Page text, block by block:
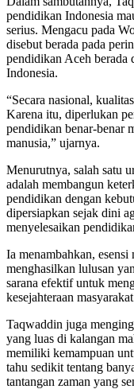
pendidikan Indonesia
serius. Mengacu pada
disebut berada pada
pendidikan Aceh
Indonesia.
“Secara nasional,
Karena itu, diperlukan
pendidikan benar-benar
manusia,” ujarnya.
Menurutnya, salah satu
adalah membangun
pendidikan dengan
dipersiapkan sejak dini
menyelesaikan
Ia menambahkan,
menghasilkan lulusan
sarana efektif untuk
kesejahteraan
Taqwaddin juga
yang luas di kalangan
memiliki kemampuan
tahu sedikit tentang
tantangan zaman yang